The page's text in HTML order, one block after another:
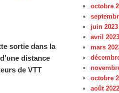
sortie dans la
distance
de VTT
octobre
juin 2023
avril 2023
mars
octobre
août 2022